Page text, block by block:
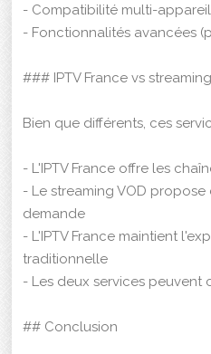
- Compatibilité multi-
- Fonctionnalités avancées
### IPTV France vs
Bien que différents, ces
- L'IPTV France offre les
- Le streaming VOD
demande
- L'IPTV France maintient
traditionnelle
- Les deux services peuvent
## Conclusion